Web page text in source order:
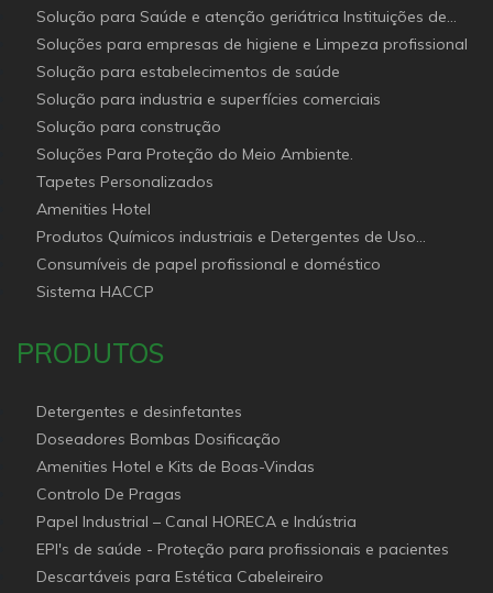
Solução para Saúde e atenção geriátrica Instituições de
Apoio Social
Soluções para empresas de higiene e Limpeza profissional
Solução para estabelecimentos de saúde
Solução para industria e superfícies comerciais
Solução para construção
Soluções Para Proteção do Meio Ambiente.
Tapetes Personalizados
Amenities Hotel
Produtos Químicos industriais e Detergentes de Uso
Profissional e doméstico
Consumíveis de papel profissional e doméstico
Sistema HACCP
PRODUTOS
Detergentes e desinfetantes
Doseadores Bombas Dosificação
Amenities Hotel e Kits de Boas-Vindas
Controlo De Pragas
Papel Industrial – Canal HORECA e Indústria
EPI's de saúde - Proteção para profissionais e pacientes
Descartáveis para Estética Cabeleireiro